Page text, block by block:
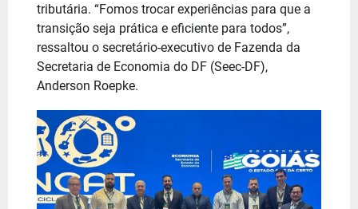
tributária. “Fomos trocar experiências para que a
transição seja prática e eficiente para todos”,
ressaltou o secretário-executivo de Fazenda da
Secretaria de Economia do DF (Seec-DF),
Anderson Roepke.